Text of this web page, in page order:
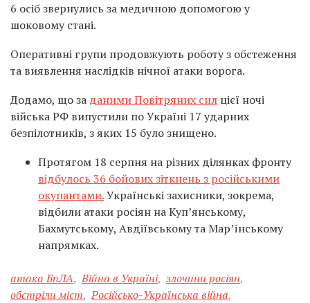
6 осіб звернулись за медичною допомогою у
шоковому стані.
Оперативні групи продовжують роботу з обстеження
та виявлення наслідків нічної атаки ворога.
Додамо, що за даними Повітряних сил цієї ночі
війська РФ випустили по Україні 17 ударних
безпілотників, з яких 15 було знищено.
Протягом 18 серпня на різних ділянках фронту
відбулось 36 бойових зіткнень з російськими
окупантами.Українські захисники, зокрема,
відбили атаки росіян на Куп’янському,
Бахмутському, Авдіївському та Мар’їнському
напрямках.
атака БпЛА, Війна в Україні, злочини росіян,
обстріли міст, Російсько-Українська війна,